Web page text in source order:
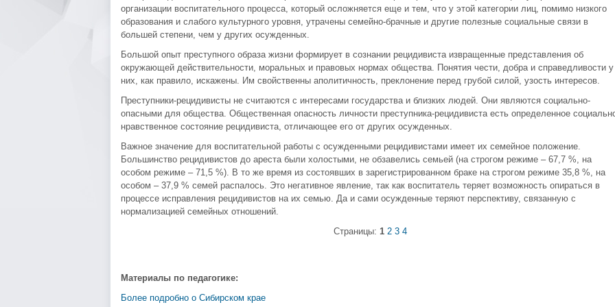
организации воспитательного процесса, который осложняется еще и тем, что у этой категории лиц, помимо низкого
образования и слабого культурного уровня, утрачены семейно-брачные и другие полезные социальные связи в
большей степени, чем у других осужденных.
Большой опыт преступного образа жизни формирует в сознании рецидивиста извращенные представления об
окружающей действительности, моральных и правовых нормах общества. Понятия чести, добра и справедливости у
них, как правило, искажены. Им свойственны аполитичность, преклонение перед грубой силой, узость интересов.
Преступники-рецидивисты не считаются с интересами государства и близких людей. Они являются социально-
опасными для общества. Общественная опасность личности преступника-рецидивиста есть определенное
нравственное состояние рецидивиста, отличающее его от других осужденных.
Важное значение для воспитательной работы с осужденными рецидивистами имеет их семейное положение.
Большинство рецидивистов до ареста были холостыми, не обзавелись семьей (на строгом режиме – 67,7 %, на
особом режиме – 71,5 %). В то же время из состоявших в зарегистрированном браке на строгом режиме 35,8 %, на
особом – 37,9 % семей распалось. Это негативное явление, так как воспитатель теряет возможность опираться в
процессе исправления рецидивистов на их семью. Да и сами осужденные теряют перспективу, связанную с
нормализацией семейных отношений.
Страницы: 1 2 3 4
Материалы по педагогике:
Более подробно о Сибирском крае